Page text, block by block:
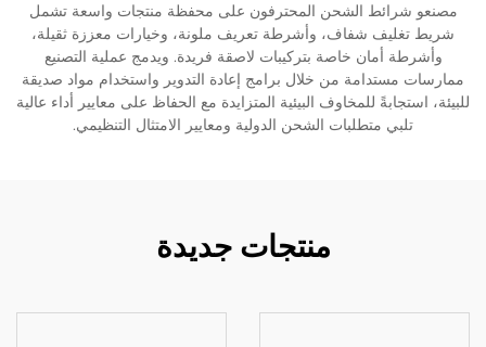
مصنعو شرائط الشحن المحترفون على محفظة منتجات واسعة تشمل
شريط تغليف شفاف، وأشرطة تعريف ملونة، وخيارات معززة ثقيلة،
وأشرطة أمان خاصة بتركيبات لاصقة فريدة. ويدمج عملية التصنيع
ممارسات مستدامة من خلال برامج إعادة التدوير واستخدام مواد صديقة
للبيئة، استجابةً للمخاوف البيئية المتزايدة مع الحفاظ على معايير أداء عالية
تلبي متطلبات الشحن الدولية ومعايير الامتثال التنظيمي.
منتجات جديدة